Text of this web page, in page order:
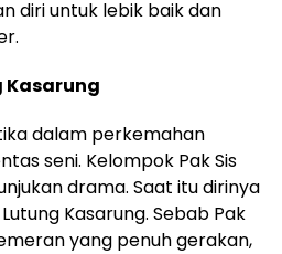
diri untuk lebik baik dan
Kasarung
dalam perkemahan
seni. Kelompok Pak Sis
drama. Saat itu dirinya
Kasarung. Sebab Pak
yang penuh gerakan,